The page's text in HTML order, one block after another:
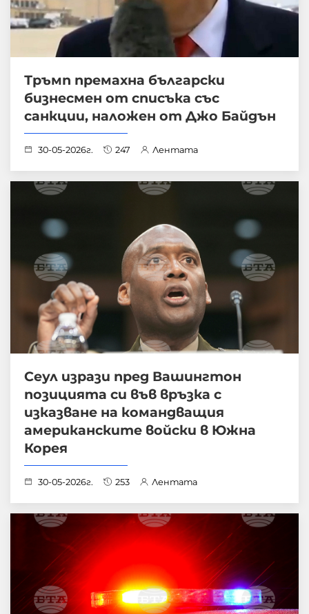
Тръмп премахна български
бизнесмен от списъка със
санкции, наложен от Джо Байдън
30-05-2026г. 247 Лентата
Сеул изрази пред Вашингтон
позицията си във връзка с
изказване на командващия
американските войски в Южна
Корея
30-05-2026г. 253 Лентата